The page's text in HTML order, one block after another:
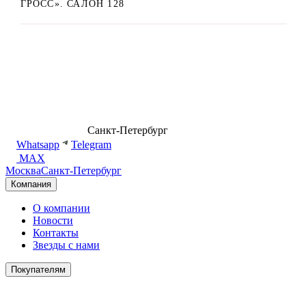
ГРОСС». САЛОН 128
Санкт-Петербург
Whatsapp
Telegram
MAX
МоскваСанкт-Петербург
Компания
О компании
Новости
Контакты
Звезды с нами
Покупателям